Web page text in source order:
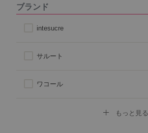
ブランド
intesucre
サルート
ワコール
もっと見る